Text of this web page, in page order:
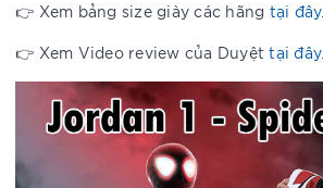
👉 Xem bảng size giày các hãng tại đây.
👉 Xem Video review của Duyệttại đây.